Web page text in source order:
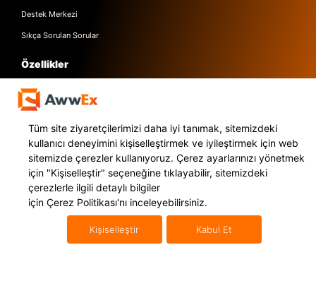
Özellikler
Awwex Nedir?
Entegrasyonlar
Destek Merkezi
Sıkça Sorulan Sorular
Flat Ofis Defterdar Mah. Otakçılar Cd.No:100/101
Tüm site ziyaretçilerimizi daha iyi tanımak, sitemizdeki
kullanıcı deneyimini kişiselleştirmek ve iyileştirmek için web
sitemizde çerezler kullanıyoruz. Çerez ayarlarınızı yönetmek
için "Kişiselleştir" seçeneğine tıklayabilir, sitemizdeki
çerezlerle ilgili detaylı bilgiler
için Çerez Politikası'nı inceleyebilirsiniz.
Kişiselleştir Kabul Et